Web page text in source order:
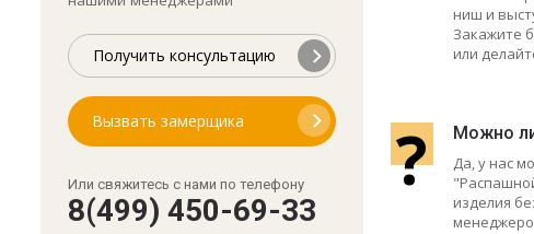
Получить консультацию
Вызвать замерщика
Или свяжитесь с нами по телефону
8(499) 450-69-33
ниш и
Закажите
или
? Можно
Да, у нас
изделия